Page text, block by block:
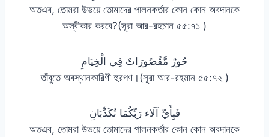
অতএব, তোমরা উভয়ে তোমাদের পালনকর্তার কোন কোন অবদানকে
অস্বীকার করবে?(সূরা আর-রহমান ৫৫:৭১ )
حُورٌ مَّقْصُورَاتٌ فِي الْخِيَامِ
তাঁবুতে অবস্থানকারিণী হুরগণ।(সূরা আর-রহমান ৫৫:৭২ )
فَبِأَيِّ آلَاء رَبِّكُمَا تُكَذِّبَانِ
অতএব, তোমরা উভয়ে তোমাদের পালনকর্তার কোন কোন অবদানকে